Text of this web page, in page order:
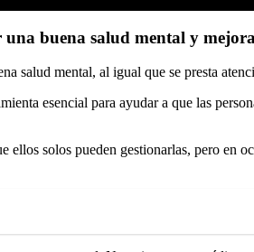
buena salud mental y
salud mental, al igual que se presta
esencial para ayudar a que las
ellos solos pueden gestionarlas, pero en